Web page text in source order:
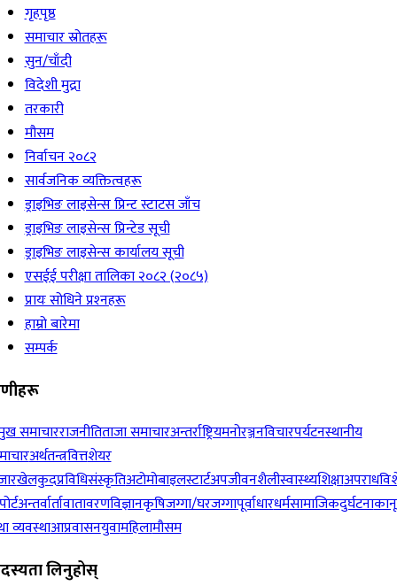
गृहपृष्ठ
समाचार स्रोतहरू
सुन/चाँदी
विदेशी मुद्रा
तरकारी
मौसम
निर्वाचन २०८२
सार्वजनिक व्यक्तित्वहरू
ड्राइभिङ लाइसेन्स प्रिन्ट स्टाटस जाँच
ड्राइभिङ लाइसेन्स प्रिन्टेड सूची
ड्राइभिङ लाइसेन्स कार्यालय सूची
एसईई परीक्षा तालिका २०८२ (२०८५)
प्रायः सोधिने प्रश्‍नहरू
हाम्रो बारेमा
सम्पर्क
समाचारराजनीतिताजा समाचारअन्तर्राष्ट्रियमनोरञ्जनविचारपर्यटनस्थानीय
अर्थतन्त्रवित्तशेयर
खेलकुदप्रविधिसंस्कृतिअटोमोबाइलस्टार्टअपजीवनशैलीस्वास्थ्यशिक्षाअपराध
अन्तर्वार्तावातावरणविज्ञानकृषिजग्गा/घरजग्गापूर्वाधारधर्मसामाजिकदुर्घटना
व्यवस्थाआप्रवासनयुवामहिलामौसम
लिनुहोस्